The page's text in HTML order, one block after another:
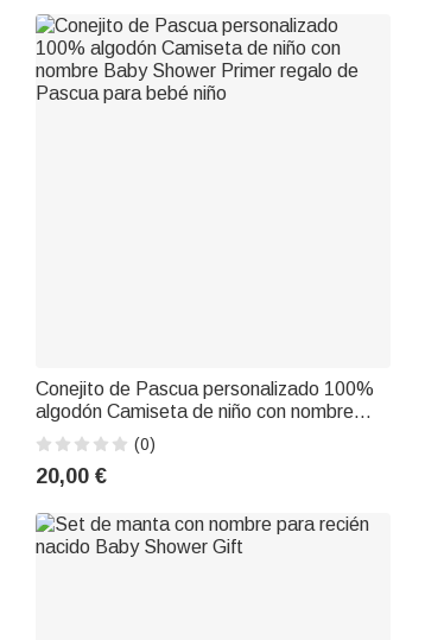
Conejito de Pascua personalizado 100%
algodón Camiseta de niño con nombre
Baby Shower Primer regalo de Pascua
para bebé niño
(0)
20,00 €